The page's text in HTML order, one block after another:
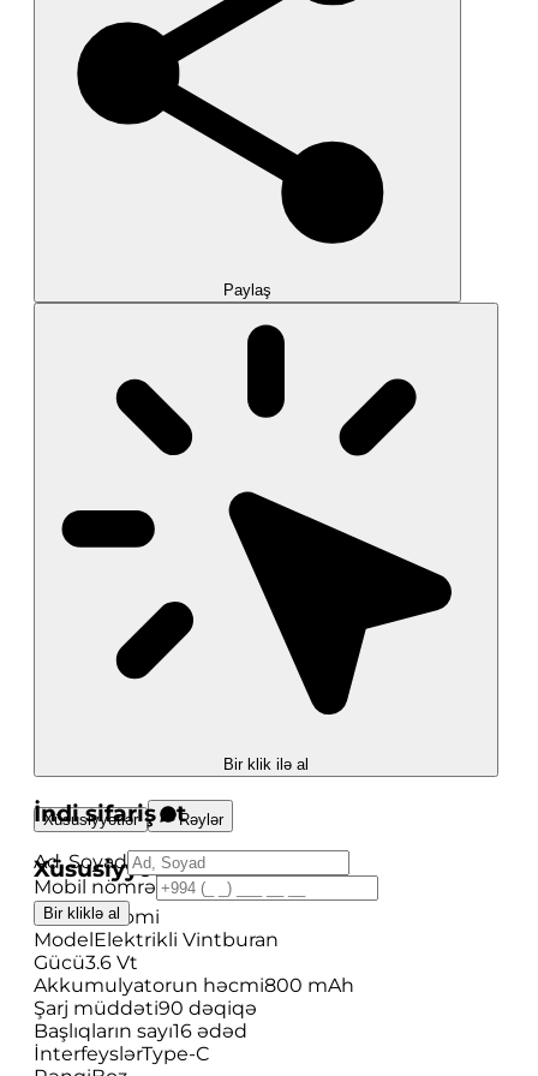
Paylaş
Bir klik ilə al
İndi sifariş et
Ad, Soyad
Mobil nömrə
Bir kliklə al
Xüsusiyyətlər Rəylər
Xüsusiyyətlər
BrendXiaomi
ModelElektrikli Vintburan
Gücü3.6 Vt
Akkumulyatorun həcmi800 mAh
Şarj müddəti90 dəqiqə
Başlıqların sayı16 ədəd
İnterfeyslərType-C